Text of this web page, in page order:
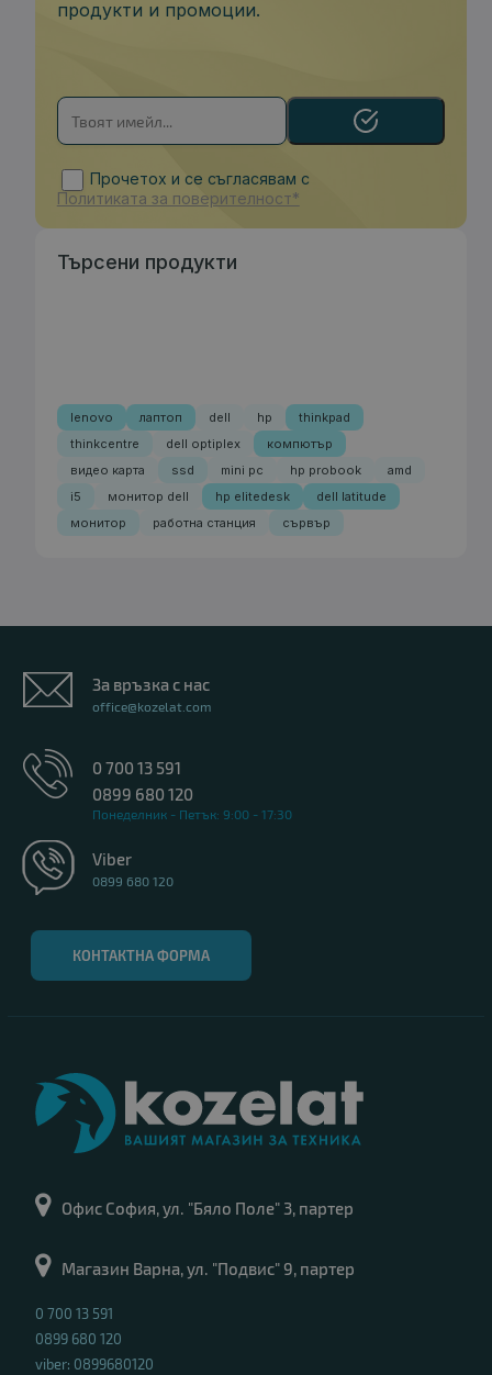
продукти и промоции.
Прочетох и се съгласявам с
Политиката за поверителност*
Търсени продукти
lenovo лаптоп dell hp
thinkpad
thinkcentre
dell optiplex
компютър
видео карта
ssd mini pc hp probook
amd
i5
монитор dell hp elitedesk
dell latitude
монитор
работна станция сървър
За връзка с нас
office@kozelat.com
0 700 13 591
0899 680 120
Понеделник - Петък: 9:00 - 17:30
Viber
0899 680 120
КОНТАКТНА ФОРМА
Офис София, ул. "Бяло Поле" 3, партер
Магазин Варна, ул. "Подвис" 9, партер
0 700 13 591
0899 680 120
viber: 0899680120